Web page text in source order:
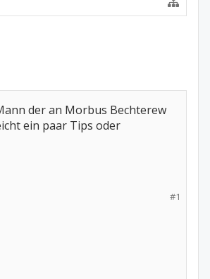
der an Morbus Bechterew
ein paar Tips oder
#1